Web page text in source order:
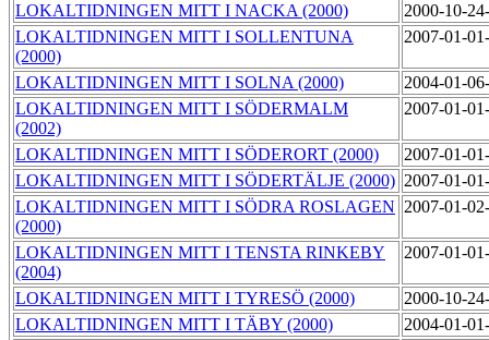
LOKALTIDNINGEN MITT I NACKA (2000)
2000-10-
LOKALTIDNINGEN MITT I SOLLENTUNA
(2000)
2007-01-
LOKALTIDNINGEN MITT I SOLNA (2000)
2004-01-
LOKALTIDNINGEN MITT I SÖDERMALM
(2002)
2007-01-
LOKALTIDNINGEN MITT I SÖDERORT (2000)
2007-01-
LOKALTIDNINGEN MITT I SÖDERTÄLJE (2000) 2007-01-
LOKALTIDNINGEN MITT I SÖDRA ROSLAGEN
(2000)
2007-01-
LOKALTIDNINGEN MITT I TENSTA RINKEBY
(2004)
2007-01-
LOKALTIDNINGEN MITT I TYRESÖ (2000)
2000-10-
LOKALTIDNINGEN MITT I TÄBY (2000)
2004-01-